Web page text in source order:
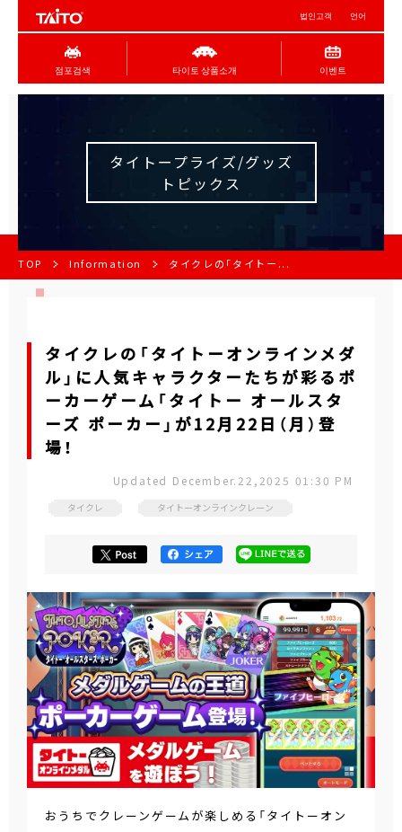
법인고객 언어
점포검색 타이토 상품소개 이벤트
タイトープライズ/グッズ
トピックス
TOP Information タイクレの「タイトー...
タイクレの「タイトーオンラインメダ
ル」に人気キャラクターたちが彩るポ
ーカーゲーム「タイトー オールスタ
ーズ ポーカー」が12月22日（月）登
場！
Updated December.22,2025 01:30 PM
タイクレ タイトーオンラインクレーン
おうちでクレーンゲームが楽しめる「タイトーオン